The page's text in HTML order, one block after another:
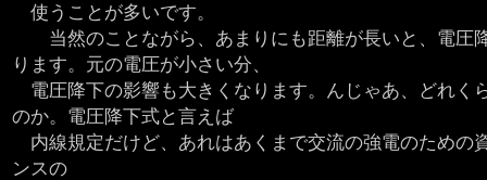
使うことが多いです。
当然のことながら、あまりにも距離が長いと、電圧
ります。元の電圧が小さい分、
電圧降下の影響も大きくなります。んじゃあ、どれく
のか。電圧降下式と言えば
内線規定だけど、あれはあくまで交流の強電のための
ンスの